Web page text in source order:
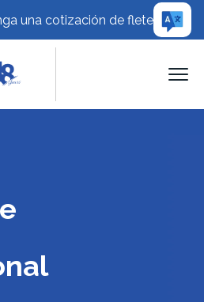
una cotización de flete